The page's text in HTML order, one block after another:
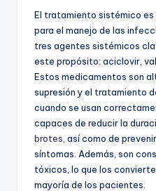
El tratamiento sistémico
para el manejo de las
tres agentes sistémicos
este propósito: aciclovir,
Estos medicamentos son
supresión y el tratamiento
cuando se usan
capaces de reducir la
brotes , así como de
síntomas. Además, son
tóxicos, lo que los
mayoría de los pacientes.